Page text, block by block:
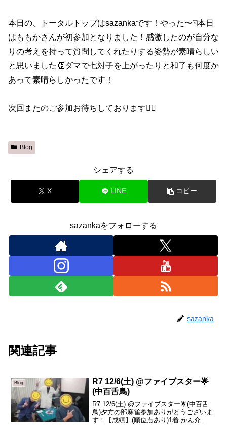
本日の、トータルトップはsazankaです！やった〜🀄️本日
はももかさんが初参加となりました！感激したのが自分な
りの考えを持って質問してくれたりする姿勢が素晴らしい
と思いました👏ダマで七対子を上がったりと和了も何度か
あって素晴らしかったです！
次回またのご参加お待ちしております🙇‍♀️
Blog
シェアする
X LINE コピー
sazankaをフォローする
sazanka
関連記事
Blog
R7 12/6(土) @ファイブスター🌟
(中百舌鳥)
R7 12/6(土) @ファイブスター🌟(中百舌
鳥)夕方の部麻雀参加ありがとうございま
す！【成績】(順位点あり)1着 かん介